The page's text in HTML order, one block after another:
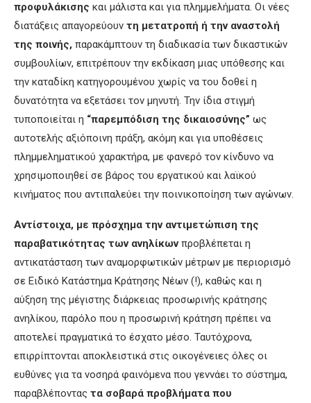
προφυλάκισης και μάλιστα και για πλημμελήματα. Οι νέες
διατάξεις απαγορεύουν τη μετατροπή ή την αναστολή
της ποινής, παρακάμπτουν τη διαδικασία των δικαστικών
συμβουλίων, επιτρέπουν την εκδίκαση μιας υπόθεσης και
την καταδίκη κατηγορουμένου χωρίς να του δοθεί η
δυνατότητα να εξετάσει τον μηνυτή. Την ίδια στιγμή
τυποποιείται η “παρεμπόδιση της δικαιοσύνης” ως
αυτοτελής αξιόποινη πράξη, ακόμη και για υποθέσεις
πλημμεληματικού χαρακτήρα, με φανερό τον κίνδυνο να
χρησιμοποιηθεί σε βάρος του εργατικού και λαϊκού
κινήματος που αντιπαλεύει την ποινικοποίηση των αγώνων.
Αντίστοιχα, με πρόσχημα την αντιμετώπιση της
παραβατικότητας των ανηλίκωνπροβλέπεται η
αντικατάσταση των αναμορφωτικών μέτρων με περιορισμό
σε Ειδικό Κατάστημα Κράτησης Νέων (!), καθώς και η
αύξηση της μέγιστης διάρκειας προσωρινής κράτησης
ανηλίκου, παρόλο που η προσωρινή κράτηση πρέπει να
αποτελεί πραγματικά το έσχατο μέσο. Ταυτόχρονα,
επιρρίπτονται αποκλειστικά στις οικογένειες όλες οι
ευθύνες για τα νοσηρά φαινόμενα που γεννάει το σύστημα,
παραβλέποντας τα σοβαρά προβλήματα που